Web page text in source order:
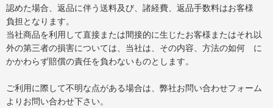
認めた場合、返品に伴う送料及び、諸経費、返品手数料はお客様
負担となります。
当社商品を利用して直接または間接的に生じたお客様またはそれ以
外の第三者の損害については、当社は、その内容、方法の如何 に
かかわらず賠償の責任を負わないものとします。
ご利用に際して不明な点がある場合は、弊社お問い合わせフォーム
よりお問い合わせ下さい。